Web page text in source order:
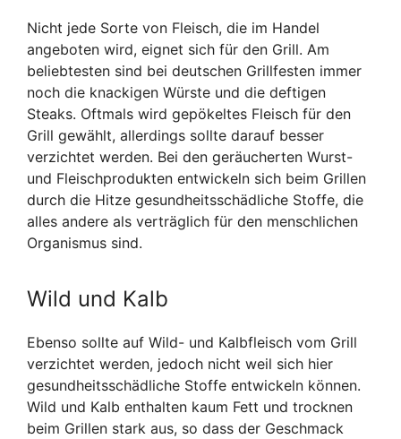
Nicht jede Sorte von Fleisch, die im Handel
angeboten wird, eignet sich für den Grill. Am
beliebtesten sind bei deutschen Grillfesten immer
noch die knackigen Würste und die deftigen
Steaks. Oftmals wird gepökeltes Fleisch für den
Grill gewählt, allerdings sollte darauf besser
verzichtet werden. Bei den geräucherten Wurst-
und Fleischprodukten entwickeln sich beim Grillen
durch die Hitze gesundheitsschädliche Stoffe, die
alles andere als verträglich für den menschlichen
Organismus sind.
Wild und Kalb
Ebenso sollte auf Wild- und Kalbfleisch vom Grill
verzichtet werden, jedoch nicht weil sich hier
gesundheitsschädliche Stoffe entwickeln können.
Wild und Kalb enthalten kaum Fett und trocknen
beim Grillen stark aus, so dass der Geschmack